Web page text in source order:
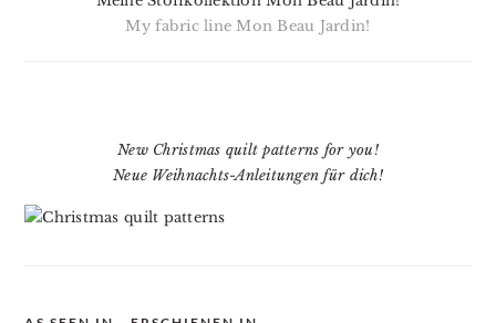
My fabric line Mon Beau Jardin!
New Christmas quilt patterns for you!
Neue Weihnachts-Anleitungen für dich!